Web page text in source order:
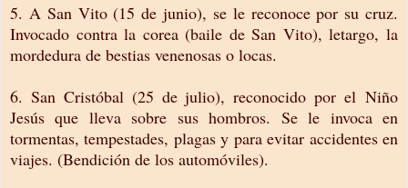
5. A San Vito (15 de junio), se le reconoce por su cruz.
Invocado contra la corea (baile de San Vito), letargo, la
mordedura de bestias venenosas o locas.
6. San Cristóbal (25 de julio), reconocido por el Niño
Jesús que lleva sobre sus hombros. Se le invoca en
tormentas, tempestades, plagas y para evitar accidentes en
viajes. (Bendición de los automóviles).